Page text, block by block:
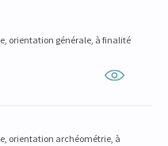
orientation générale, à finalité
orientation archéométrie, à